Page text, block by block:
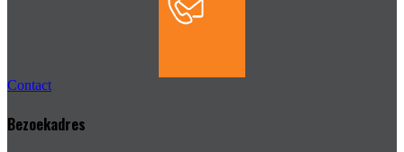
Contact
Bezoekadres